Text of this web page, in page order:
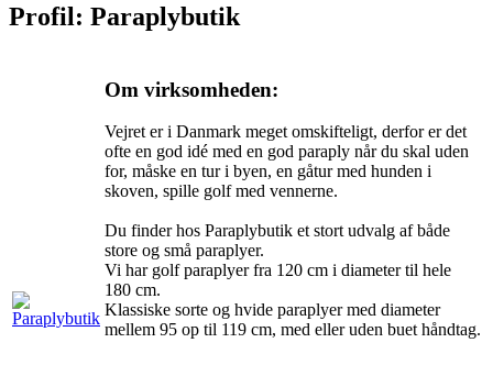
Profil: Paraplybutik
Om virksomheden:
Vejret er i Danmark meget omskifteligt, derfor er det
ofte en god idé med en god paraply når du skal uden
for, måske en tur i byen, en gåtur med hunden i
skoven, spille golf med vennerne.
Du finder hos Paraplybutik et stort udvalg af både
store og små paraplyer.
Vi har golf paraplyer fra 120 cm i diameter til hele
180 cm.
Klassiske sorte og hvide paraplyer med diameter
mellem 95 op til 119 cm, med eller uden buet håndtag.